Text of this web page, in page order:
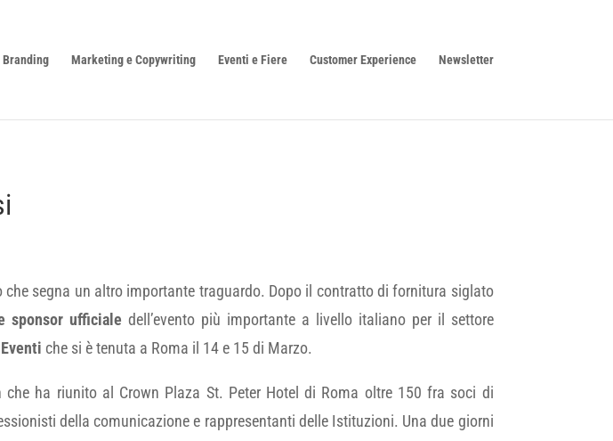
Branding Marketing e Copywriting Eventi e Fiere Customer Experience Newsletter
segna un altro importante traguardo. Dopo il contratto di fornitura siglato
sponsor ufficiale dell’evento più importante a livello italiano per il settore
che si è tenuta a Roma il 14 e 15 di Marzo.
ha riunito al Crown Plaza St. Peter Hotel di Roma oltre 150 fra soci di
della comunicazione e rappresentanti delle Istituzioni. Una due giorni